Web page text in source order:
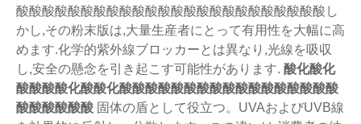
酸酸酸酸酸酸酸酸酸酸酸酸酸酸酸酸酸酸酸酸酸酸酸酸し
かし,その粉末版は,大量生産者にとって有用性を大幅に高
めます.化学的紫外線ブロッカーとは異なり,光線を吸収
し,安全の懸念を引き起こす可能性があります. 酸化酸化
酸酸酸酸化酸酸化酸酸酸酸酸酸酸酸酸酸酸酸酸酸酸酸酸
酸酸酸酸酸酸 固体の盾として役立つ。UVAおよびUVB線